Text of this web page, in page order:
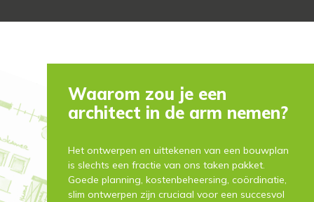
Waarom zou je een
architect in de arm nemen?
Het ontwerpen en uittekenen van een bouwplan
is slechts een fractie van ons taken pakket.
Goede planning, kostenbeheersing, coördinatie,
slim ontwerpen zijn cruciaal voor een succesvol